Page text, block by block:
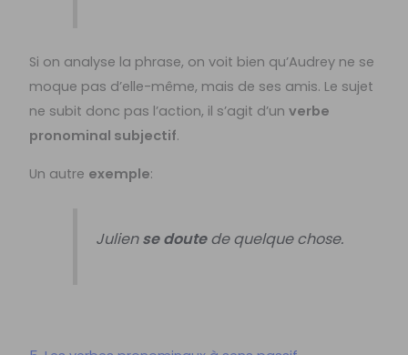
Si on analyse la phrase, on voit bien qu’Audrey ne se
moque pas d’elle-même, mais de ses amis. Le sujet
ne subit donc pas l’action, il s’agit d’unverbe
pronominal subjectif.
Un autre exemple:
Juliense doutede quelque chose.